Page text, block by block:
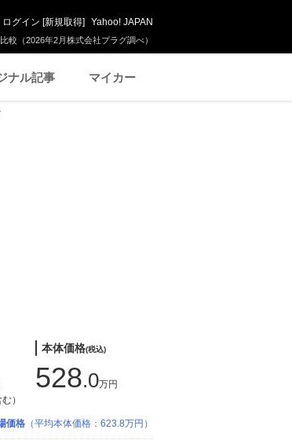
（2026年2月株式会社プラグ調べ）
ログイン [新規取得] Yahoo! JAPAN
ナル記事 マイカー
）
本体価格(税込)
528.0万円
価格 （平均本体価格：623.8万円）